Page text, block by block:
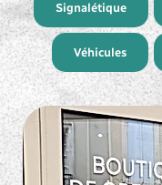
Signalétique
Véhicules